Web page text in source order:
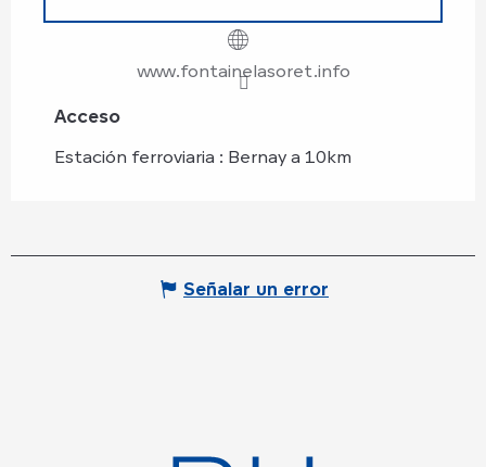
www.fontainelasoret.info
Acceso
Acceso
Estación ferroviaria : Bernay a 10km
Señalar un error